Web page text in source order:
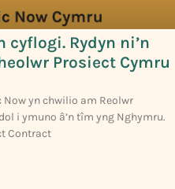
cyflogi. Rydyn ni’n
Prosiect Cymru
Now yn chwilio am Reolwr
i ymuno â’n tîm yng Nghymru.
Contract